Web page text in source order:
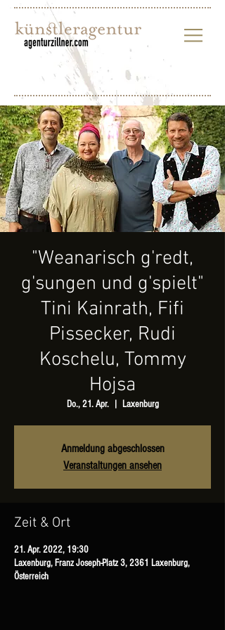
"Weanarisch g'redt,
g'sungen und g'spielt"
Tini Kainrath, Fifi
Pissecker, Rudi
Koschelu, Tommy
Hojsa
Do., 21. Apr.
  |
Laxenburg
Anmeldung abgeschlossen
Veranstaltungen ansehen
Zeit & Ort
21. Apr. 2022, 19:30
Laxenburg, Franz Joseph-Platz 3, 2361 Laxenburg,
Österreich